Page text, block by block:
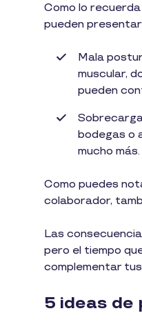
Como lo
pueden
Mala
muscular,
pueden
bodegas o
mucho más.
Como puedes
colaborador,
Las
pero el tiempo
complementar
5 ideas